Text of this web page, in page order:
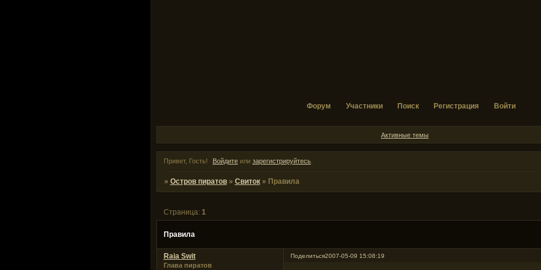
Форум Участники Поиск Регистрация Войти
Активные темы
Привет, Гость! Войдите или зарегистрируйтесь
» Остров пиратов » Свиток » Правила
Правила
Страница: 1
Поделиться2007-05-09 15:08:19
Raia Swit
Глава пиратов